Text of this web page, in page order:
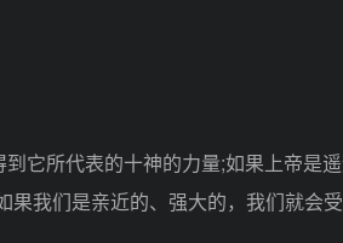
所代表的十神的力量;如果上帝是
我们是亲近的、强大的，我们就会